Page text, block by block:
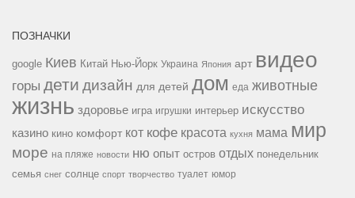
ПОЗНАЧКИ
google Киев Китай Нью-Йорк Украина Япония арт видео
горы дети дизайн для детей дом еда животные
жизнь здоровье игра игрушки интерьер искусство
казино кино комфорт кот кофе красота кухня мама мир
море на пляже новости ню опыт остров отдых понедельник
семья снег солнце спорт творчество туалет юмор